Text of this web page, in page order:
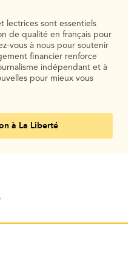
lectrices sont essentiels
de qualité en français pour
vous à nous pour soutenir
financier renforce
indépendant et à
pour mieux vous
à La Liberté